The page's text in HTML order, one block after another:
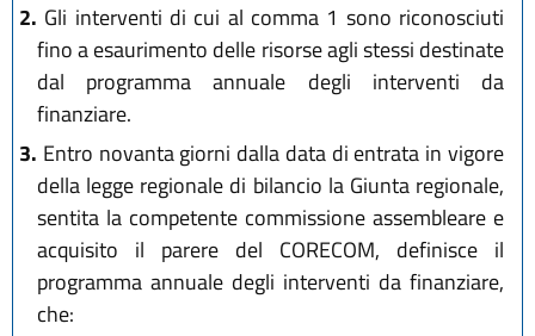
2. Gli interventi di cui al comma 1 sono riconosciuti
fino a esaurimento delle risorse agli stessi destinate
dal programma annuale degli interventi da
finanziare.
3. Entro novanta giorni dalla data di entrata in vigore
della legge regionale di bilancio la Giunta regionale,
sentita la competente commissione assembleare e
acquisito il parere del CORECOM, definisce il
programma annuale degli interventi da finanziare,
che: